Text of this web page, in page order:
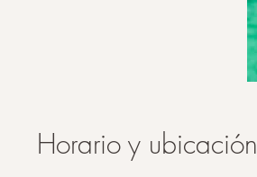
Horario y ubicación